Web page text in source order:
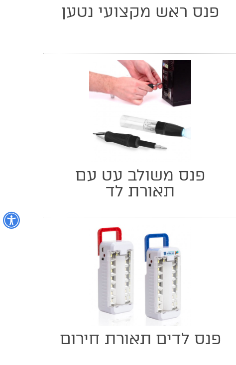
פנס ראש מקצועי נטען
פנס משולב עט עם
תאורת לד
פנס לדים תאורת חירום